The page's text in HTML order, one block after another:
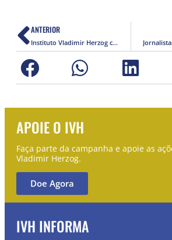
ANTERIOR
Instituto Vladimir Herzog comemora cinco anos de luta pelos direitos humanos e inicia aprimoramento da educação nesse setor no Brasil
APOIE O IVH
Faça parte da campanha e apoie as
Vladimir Herzog.
Doe Agora
IVH INFORMA